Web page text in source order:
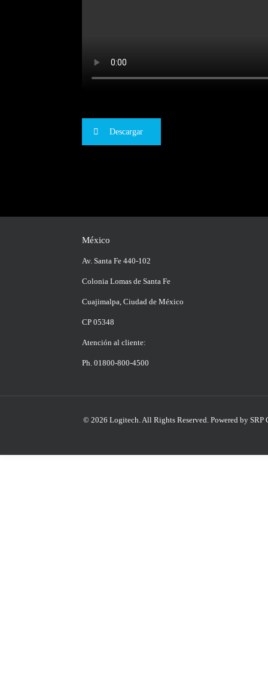
Descargar
México
Av. Santa Fe 440-102
Colonia Lomas de Santa Fe
Cuajimalpa, Ciudad de México
CP 05348
Atención al cliente:
Ph. 01800-800-4500
© 2026 Logitech. All Rights Reserved. Powered by